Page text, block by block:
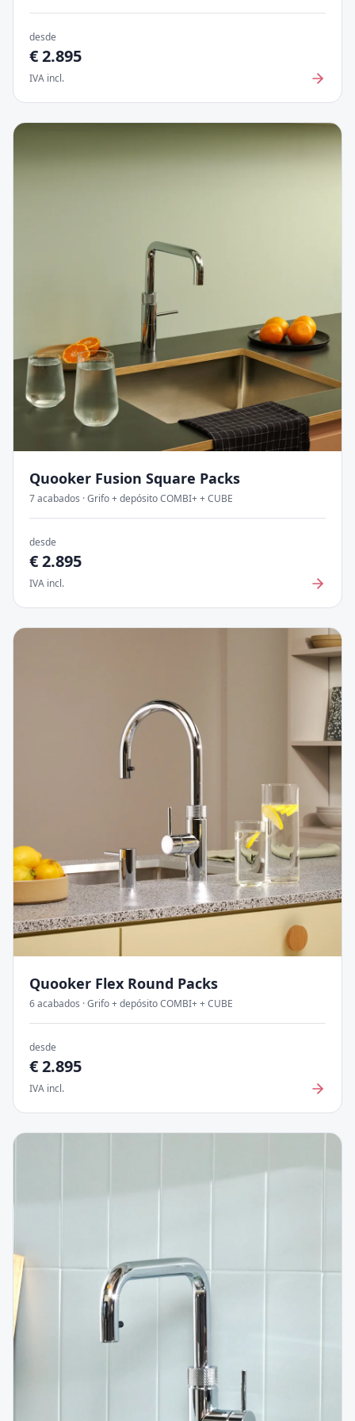
desde
€2.895
IVA incl.
Quooker Fusion Square Packs
7acabados ·Grifo + depósito COMBI+ + CUBE
desde
€2.895
IVA incl.
Quooker Flex Round Packs
6acabados ·Grifo + depósito COMBI+ + CUBE
desde
€2.895
IVA incl.